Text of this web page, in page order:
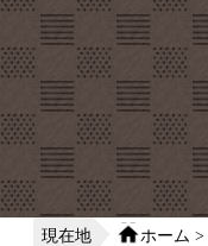
現在地 ホーム >